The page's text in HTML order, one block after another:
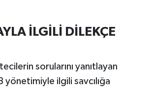
İLGİLİ DİLEKÇE
sorularını yanıtlayan
yönetimiyle ilgili savcılığa